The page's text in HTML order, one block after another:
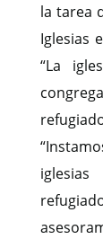
la tarea
Iglesias
“La